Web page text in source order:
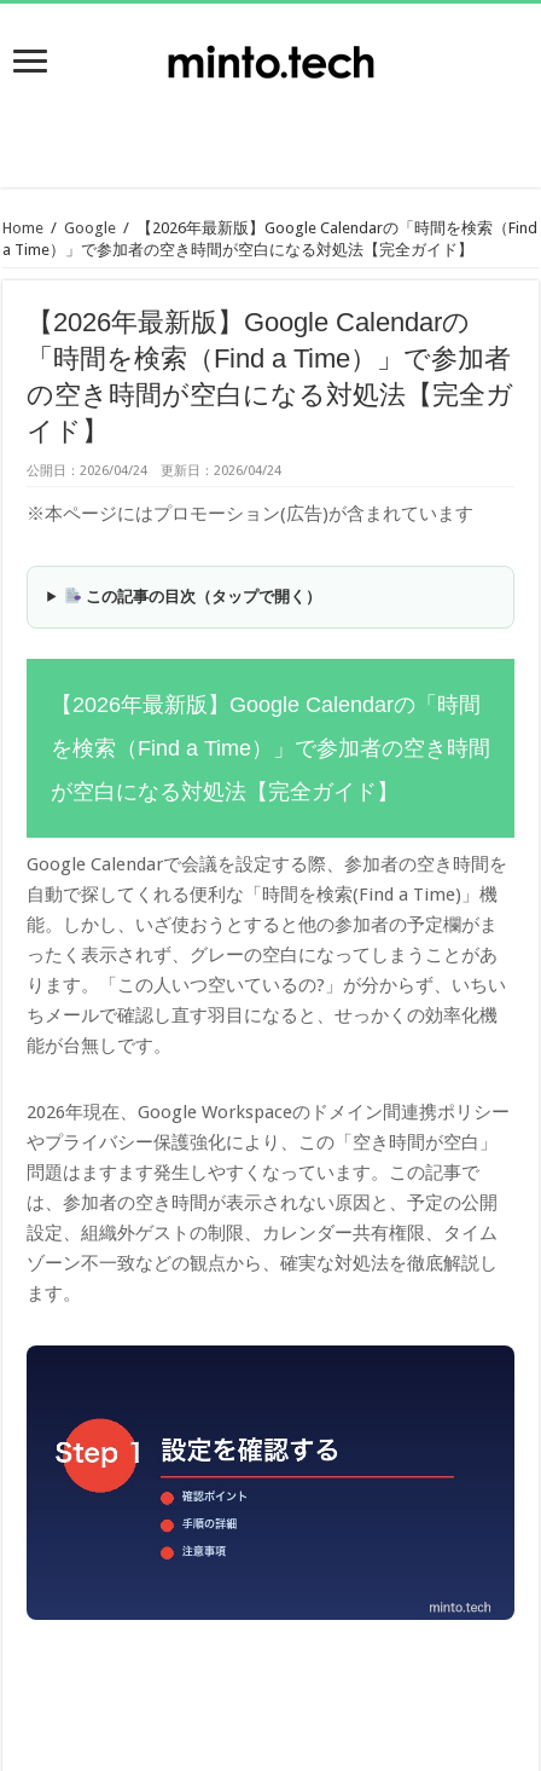
Home / Google /
【2026年最新版】Google Calendarの「時間を検索（Find
a Time）」で参加者の空き時間が空白になる対処法【完全ガイド】
【2026年最新版】Google Calendarの
「時間を検索（Find a Time）」で参加者
の空き時間が空白になる対処法【完全ガ
イド】
公開日：2026/04/24 更新日：2026/04/24
※本ページにはプロモーション(広告)が含まれています
この記事の目次（タップで開く）
【2026年最新版】Google Calendarの「時間
を検索（Find a Time）」で参加者の空き時間
が空白になる対処法【完全ガイド】
Google Calendarで会議を設定する際、参加者の空き時間を
自動で探してくれる便利な「時間を検索(Find a Time)」機
能。しかし、いざ使おうとすると他の参加者の予定欄がま
ったく表示されず、グレーの空白になってしまうことがあ
ります。「この人いつ空いているの?」が分からず、いちい
ちメールで確認し直す羽目になると、せっかくの効率化機
能が台無しです。
2026年現在、Google Workspaceのドメイン間連携ポリシー
やプライバシー保護強化により、この「空き時間が空白」
問題はますます発生しやすくなっています。この記事で
は、参加者の空き時間が表示されない原因と、予定の公開
設定、組織外ゲストの制限、カレンダー共有権限、タイム
ゾーン不一致などの観点から、確実な対処法を徹底解説し
ます。